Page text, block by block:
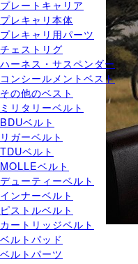
プレートキャリア
プレキャリ本体
プレキャリ用パーツ
チェストリグ
ハーネス・サスペンダー
コンシールメントベスト
その他のベスト
ミリタリーベルト
BDUベルト
リガーベルト
TDUベルト
MOLLEベルト
デューティーベルト
インナーベルト
ピストルベルト
カートリッジベルト
ベルトパッド
ベルトパーツ